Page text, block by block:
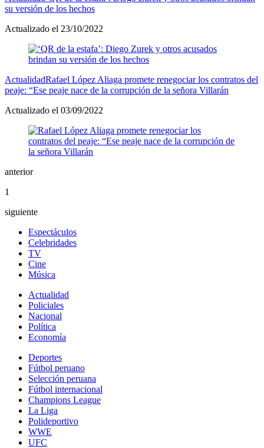
su versión de los hechos
Actualizado el 23/10/2022
ActualidadRafael López Aliaga promete renegociar los contratos del
peaje: “Ese peaje nace de la corrupción de la señora Villarán
Actualizado el 03/09/2022
anterior
1
siguiente
Espectáculos
Celebridades
TV
Cine
Música
Actualidad
Policiales
Nacional
Política
Economía
Deportes
Fútbol peruano
Selección peruana
Fútbol internacional
Champions League
La Liga
Polideportivo
WWE
UFC